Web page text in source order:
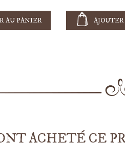
AU PANIER
ACHETÉ CE